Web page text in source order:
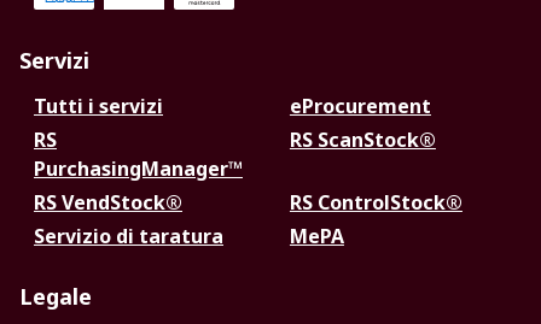
Servizi
Tutti i servizi
eProcurement
RS
PurchasingManager™
RS ScanStock®
RS VendStock®
RS ControlStock®
Servizio di taratura
MePA
Legale